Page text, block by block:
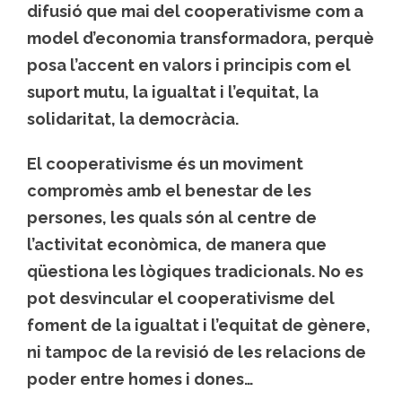
difusió que mai del cooperativisme com a
model d’economia transformadora, perquè
posa l’accent en valors i principis com el
suport mutu, la igualtat i l’equitat, la
solidaritat, la democràcia.
El cooperativisme és un moviment
compromès amb el benestar de les
persones, les quals són al centre de
l’activitat econòmica, de manera que
qüestiona les lògiques tradicionals. No es
pot desvincular el cooperativisme del
foment de la igualtat i l’equitat de gènere,
ni tampoc de la revisió de les relacions de
poder entre homes i dones…